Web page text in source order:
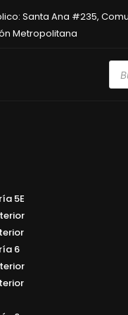
Santa Ana #235,
Metropolitana
5E
6